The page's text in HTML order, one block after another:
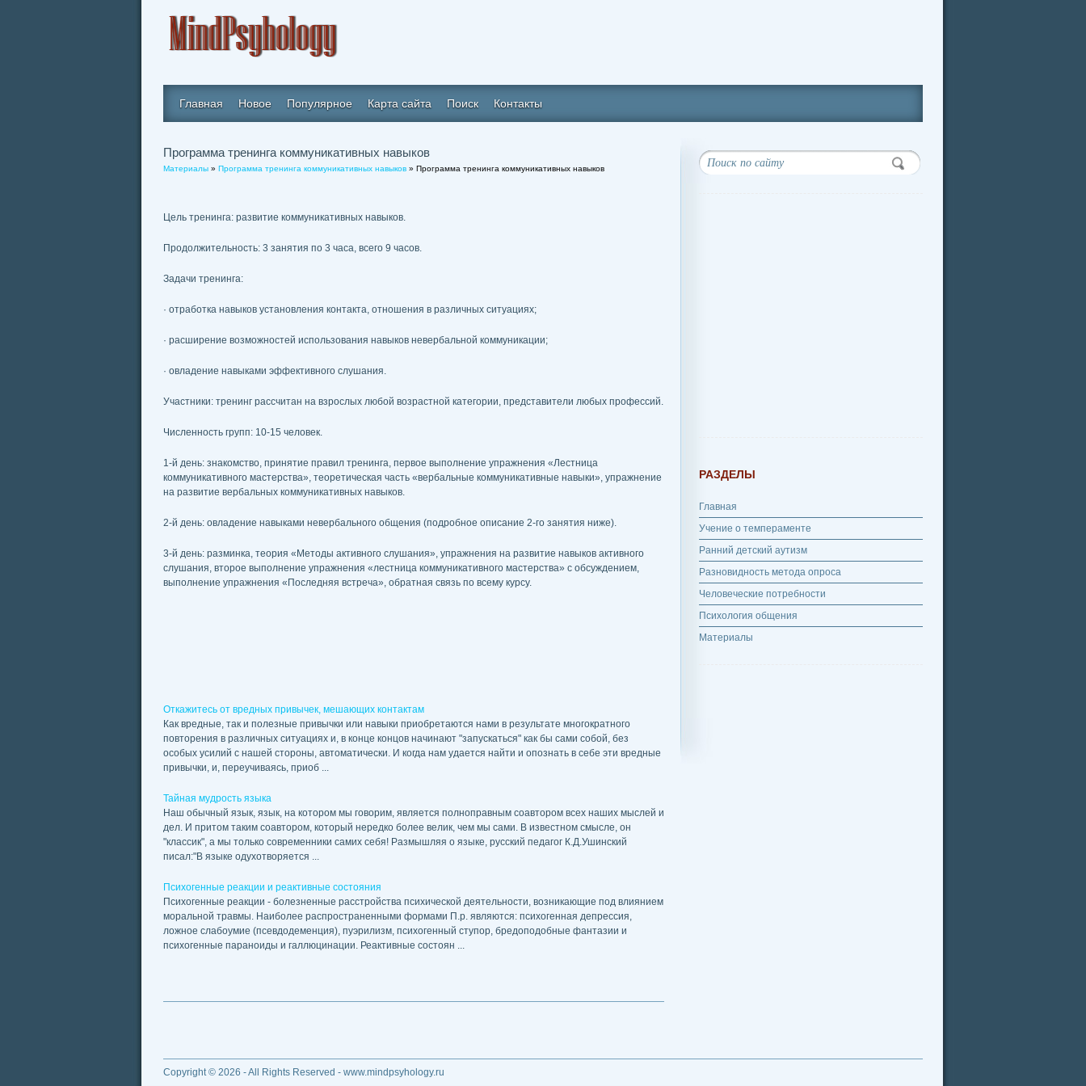
Главная Новое Популярное Карта сайта Поиск Контакты
Программа тренинга коммуникативных навыков
Материалы » Программа тренинга коммуникативных навыков » Программа тренинга коммуникативных навыков
Цель тренинга: развитие коммуникативных навыков.
Продолжительность: 3 занятия по 3 часа, всего 9 часов.
Задачи тренинга:
· отработка навыков установления контакта, отношения в различных ситуациях;
· расширение возможностей использования навыков невербальной коммуникации;
· овладение навыками эффективного слушания.
Участники: тренинг рассчитан на взрослых любой возрастной категории, представители любых профессий.
Численность групп: 10-15 человек.
1-й день: знакомство, принятие правил тренинга, первое выполнение упражнения «Лестница
коммуникативного мастерства», теоретическая часть «вербальные коммуникативные навыки», упражнение
на развитие вербальных коммуникативных навыков.
2-й день: овладение навыками невербального общения (подробное описание 2-го занятия ниже).
3-й день: разминка, теория «Методы активного слушания», упражнения на развитие навыков активного
слушания, второе выполнение упражнения «лестница коммуникативного мастерства» с обсуждением,
выполнение упражнения «Последняя встреча», обратная связь по всему курсу.
Откажитесь от вредных привычек, мешающих контактам
Как вредные, так и полезные привычки или навыки приобретаются нами в результате многократного
повторения в различных ситуациях и, в конце концов начинают "запускаться" как бы сами собой, без
особых усилий с нашей стороны, автоматически. И когда нам удается найти и опознать в себе эти вредные
привычки, и, переучиваясь, приоб ...
Тайная мудрость языка
Наш обычный язык, язык, на котором мы говорим, является полноправным соавтором всех наших мыслей и
дел. И притом таким соавтором, который нередко более велик, чем мы сами. В известном смысле, он
"классик", а мы только современники самих себя! Размышляя о языке, русский педагог К.Д.Ушинский
писал:"В языке одухотворяется ...
Психогенные реакции и реактивные состояния
Психогенные реакции - болезненные расстройства психической деятельности, возникающие под влиянием
моральной травмы. Наиболее распространенными формами П.р. являются: психогенная депрессия,
ложное слабоумие (псевдодеменция), пуэрилизм, психогенный ступор, бредоподобные фантазии и
психогенные параноиды и галлюцинации. Реактивные состоян ...
РАЗДЕЛЫ
Главная
Учение о темпераменте
Ранний детский аутизм
Разновидность метода опроса
Человеческие потребности
Психология общения
Материалы
Copyright © 2026 - All Rights Reserved - www.mindpsyhology.ru